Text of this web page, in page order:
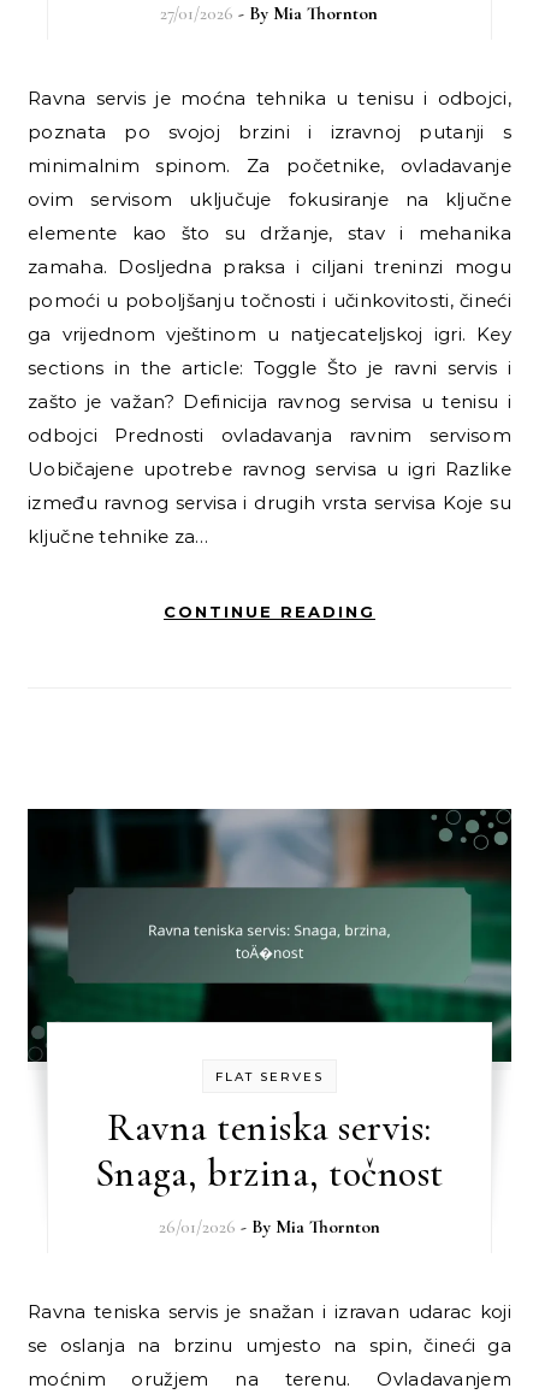
27/01/2026 - By Mia Thornton
Ravna servis je moćna tehnika u tenisu i odbojci,
poznata po svojoj brzini i izravnoj putanji s
minimalnim spinom. Za početnike, ovladavanje
ovim servisom uključuje fokusiranje na ključne
elemente kao što su držanje, stav i mehanika
zamaha. Dosljedna praksa i ciljani treninzi mogu
pomoći u poboljšanju točnosti i učinkovitosti, čineći
ga vrijednom vještinom u natjecateljskoj igri. Key
sections in the article: Toggle Što je ravni servis i
zašto je važan? Definicija ravnog servisa u tenisu i
odbojci Prednosti ovladavanja ravnim servisom
Uobičajene upotrebe ravnog servisa u igri Razlike
između ravnog servisa i drugih vrsta servisa Koje su
ključne tehnike za…
CONTINUE READING
FLAT SERVES
Ravna teniska servis:
Snaga, brzina, točnost
26/01/2026 - By Mia Thornton
Ravna teniska servis je snažan i izravan udarac koji
se oslanja na brzinu umjesto na spin, čineći ga
moćnim oružjem na terenu. Ovladavanjem